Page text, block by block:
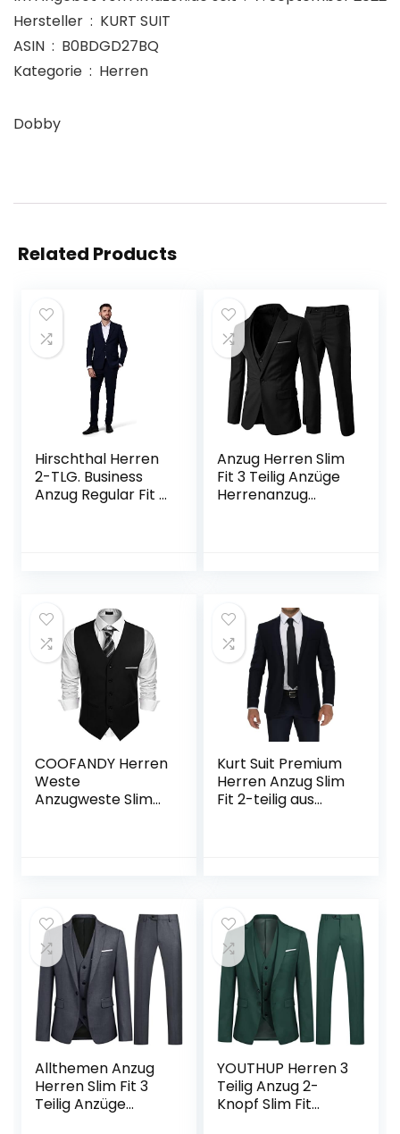
Hersteller ‏ : ‎ KURT SUIT
ASIN ‏ : ‎ B0BDGD27BQ
Kategorie ‏ : ‎ Herren
Dobby
Related Products
Hirschthal Herren
2-TLG. Business
Anzug Regular Fit –
Anzug Herren Slim
Fit 3 Teilig Anzüge
Herrenanzug
COOFANDY Herren
Weste
Anzugweste Slim
Anzugweste für
Herren
Kurt Suit Premium
Herren Anzug Slim
Fit 2-teilig aus
Allthemen Anzug
Herren Slim Fit 3
Teilig Anzüge
YOUTHUP Herren 3
Teilig Anzug 2-
Knopf Slim Fit